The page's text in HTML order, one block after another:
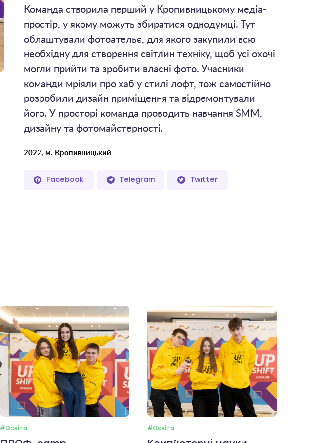
Команда створила перший у Кропивницькому медіа-
простір, у якому можуть збиратися однодумці. Тут
облаштували фотоательє, для якого закупили всю
необхідну для створення світлин техніку, щоб усі охочі
могли прийти та зробити власні фото. Учасники
команди мріяли про хаб у стилі лофт, тож самостійно
розробили дизайн приміщення та відремонтували
його. У просторі команда проводить навчання SMM,
дизайну та фотомайстерності.
2022, м. Кропивницький
Facebook Telegram Twitter
#Освіта #Освіта